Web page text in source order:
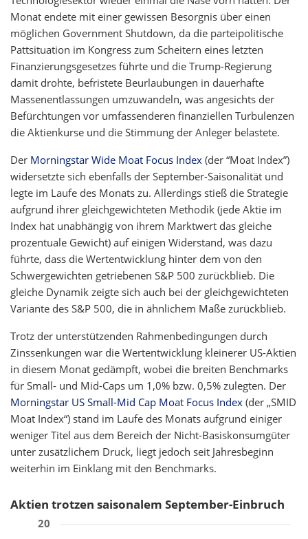
Monat endete mit einer gewissen Besorgnis über einen
möglichen Government Shutdown, da die parteipolitische
Pattsituation im Kongress zum Scheitern eines letzten
Finanzierungsgesetzes führte und die Trump-Regierung
damit drohte, befristete Beurlaubungen in dauerhafte
Massenentlassungen umzuwandeln, was angesichts der
Befürchtungen vor umfassenderen finanziellen Turbulenzen
die Aktienkurse und die Stimmung der Anleger belastete.
Der Morningstar Wide Moat Focus Index (der “Moat Index”)
widersetzte sich ebenfalls der September-Saisonalität und
legte im Laufe des Monats zu. Allerdings stieß die Strategie
aufgrund ihrer gleichgewichteten Methodik (jede Aktie im
Index hat unabhängig von ihrem Marktwert das gleiche
prozentuale Gewicht) auf einigen Widerstand, was dazu
führte, dass die Wertentwicklung hinter dem von den
Schwergewichten getriebenen S&P 500 zurückblieb. Die
gleiche Dynamik zeigte sich auch bei der gleichgewichteten
Variante des S&P 500, die in ähnlichem Maße zurückblieb.
Trotz der unterstützenden Rahmenbedingungen durch
Zinssenkungen war die Wertentwicklung kleinerer US-Aktien
in diesem Monat gedämpft, wobei die breiten Benchmarks
für Small- und Mid-Caps um 1,0% bzw. 0,5% zulegten. Der
Morningstar US Small-Mid Cap Moat Focus Index (der „SMID
Moat Index“) stand im Laufe des Monats aufgrund einiger
weniger Titel aus dem Bereich der Nicht-Basiskonsumgüter
unter zusätzlichem Druck, liegt jedoch seit Jahresbeginn
weiterhin im Einklang mit den Benchmarks.
Aktien trotzen saisonalem September-Einbruch
20